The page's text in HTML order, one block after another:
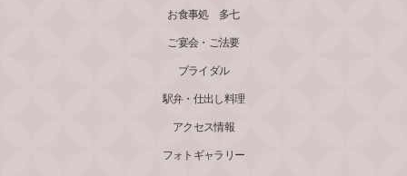
お食事処 多七
ご宴会・ご法要
ブライダル
駅弁・仕出し料理
アクセス情報
フォトギャラリー